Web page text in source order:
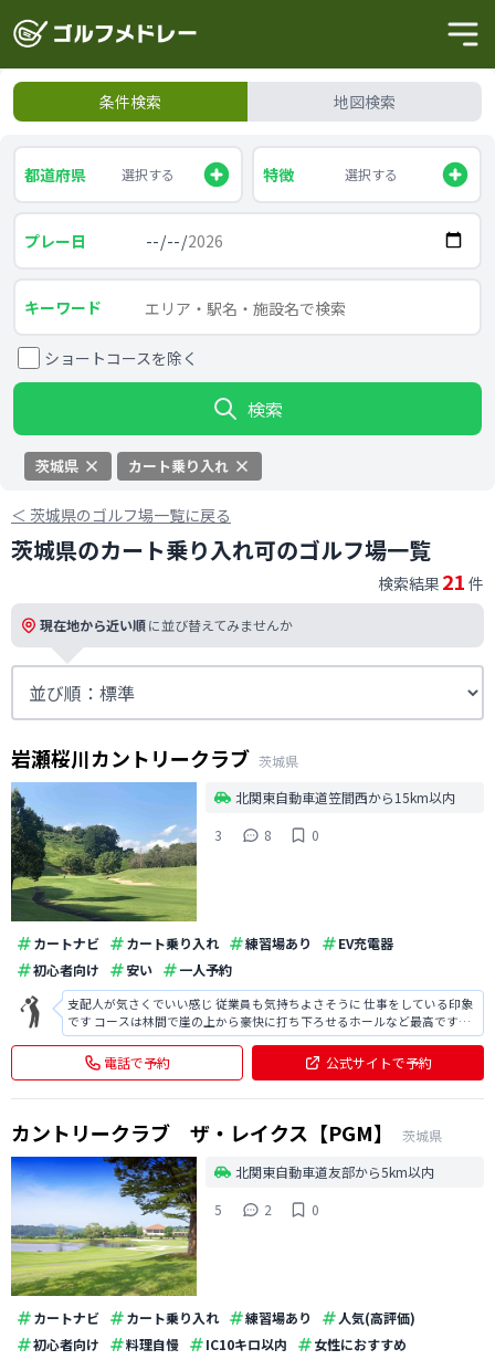
条件検索 地図検索
都道府県 選択する 特徴 選択する
プレー日
キーワード
ショートコースを除く
検索
茨城県 カート乗り入れ
＜ 茨城県のゴルフ場一覧に戻る
茨城県のカート乗り入れ可のゴルフ場一覧
検索結果 21 件
現在地から近い順に並び替えてみませんか
岩瀬桜川カントリークラブ 茨城県
北関東自動車道笠間西から15km以内
3
8 0
カートナビ カート乗り入れ 練習場あり
EV充電器
初心者向け
安い 一人予約
支配人が気さくでいい感じ 従業員も気持ちよさそうに 仕事をしている印象
です コースは林間で崖の上から豪快に打ち下ろせるホールなど最高ですが
全体的に戦略性に富み面白いコースです 平日の食事のメニューをもっと増
やしてもらいたいです。 いつもアジフライになっちゃいます。 美味しいか
らなんですけど・・
電話で予約 公式サイトで予約
カントリークラブ ザ・レイクス【PGM】
茨城県
北関東自動車道友部から5km以内
5
2 0
カートナビ カート乗り入れ 練習場あり
人気(高評価)
初心者向け
料理自慢 IC10キロ以内
女性におすすめ